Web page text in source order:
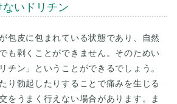
いドリチン
包皮に包まれている状態であり、自然
も剥くことができません。そのためい
チン」ということができるでしょう。
り勃起したりすることで痛みを生じる
をうまく行えない場合があります。ま